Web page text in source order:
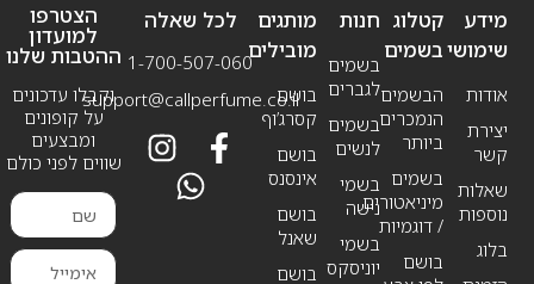
מידע
שימושי
אודות
יצירת
קשר
שאלות
נוספות
בלוג
חנות
בשמים
לגברים
בשמים
לנשים
בשמי
נישה
בשמי
יוניסקס
קטלוג
בשמים
הבשמים
הנמכרים
ביותר
בשמים
מיניאטורים
/ דוגמיות
בושם
מותגים
מובילים
בושם
קסרג’וף
בושם
אינסנס
בושם
שאנל
בושם
לכל שאלה
1-700-507-060
support@callperfume.co.il
הצטרפו
למועדון
ההטבות שלנו
וקבלו עדכונים
על קופונים
ומבצעים
שווים לפני כולם